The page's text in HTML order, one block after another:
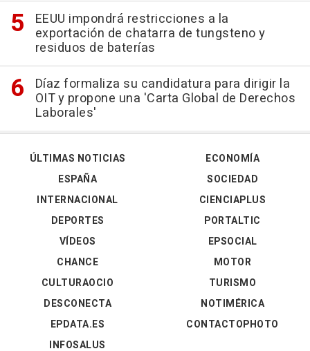
EEUU impondrá restricciones a la
exportación de chatarra de tungsteno y
residuos de baterías
Díaz formaliza su candidatura para dirigir la
OIT y propone una 'Carta Global de Derechos
Laborales'
ÚLTIMAS NOTICIAS
ESPAÑA
INTERNACIONAL
DEPORTES
VÍDEOS
ECONOMÍA
SOCIEDAD
CIENCIAPLUS
PORTALTIC
EPSOCIAL
CHANCE
CULTURAOCIO
DESCONECTA
EPDATA.ES
INFOSALUS
MOTOR
TURISMO
NOTIMÉRICA
CONTACTOPHOTO